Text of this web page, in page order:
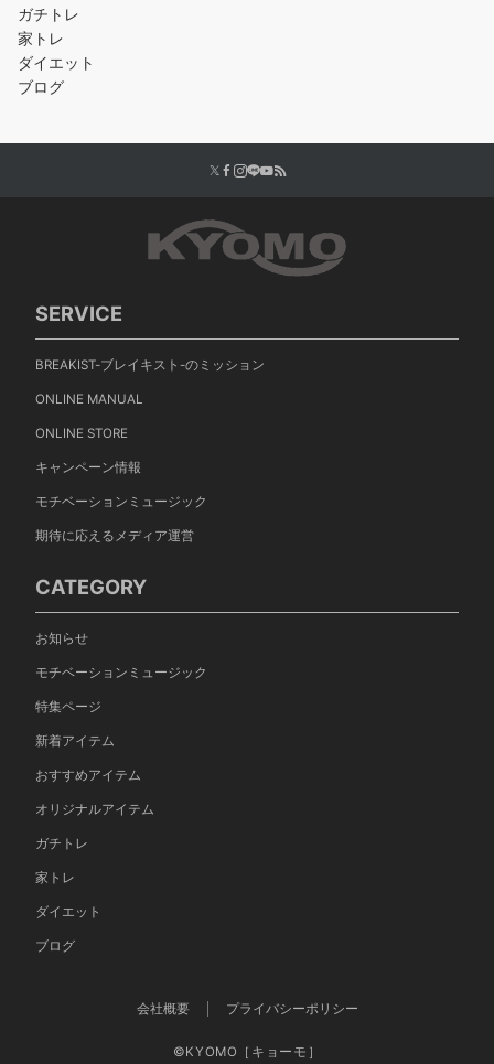
ガチトレ
家トレ
ダイエット
ブログ
SERVICE
BREAKIST-ブレイキスト-のミッション
ONLINE MANUAL
ONLINE STORE
キャンペーン情報
モチベーションミュージック
期待に応えるメディア運営
CATEGORY
お知らせ
モチベーションミュージック
特集ページ
新着アイテム
おすすめアイテム
オリジナルアイテム
ガチトレ
家トレ
ダイエット
ブログ
会社概要 プライバシーポリシー
©KYOMO［キョーモ］